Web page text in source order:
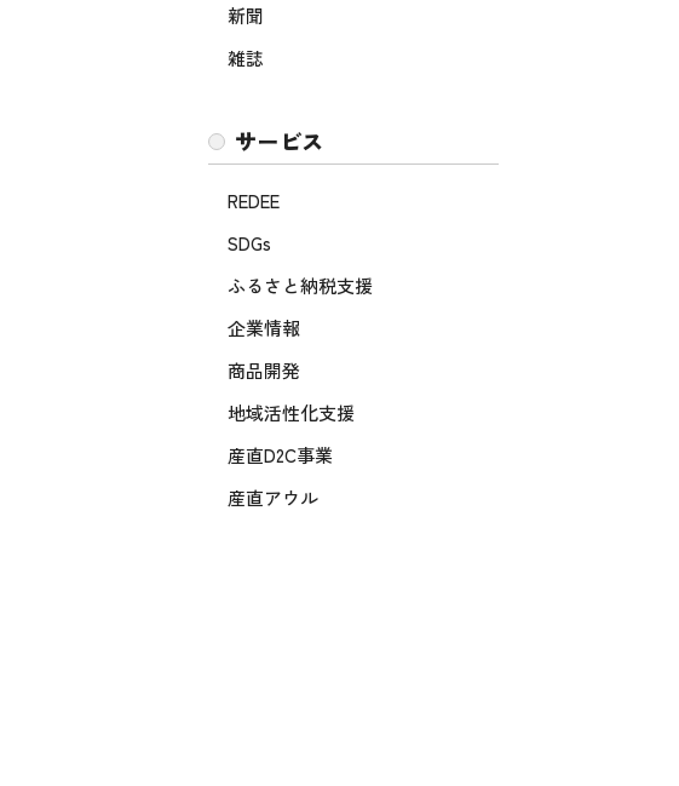
新聞
雑誌
サービス
REDEE
SDGs
ふるさと納税支援
企業情報
商品開発
地域活性化支援
産直D2C事業
産直アウル